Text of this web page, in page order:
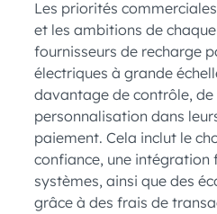
Les priorités
et les ambitions de
fournisseurs de recharge
électriques à grande
davantage de contrôle,
personnalisation dans
paiement. Cela inclut le
confiance, une intégration
systèmes, ainsi que des
grâce à des frais de